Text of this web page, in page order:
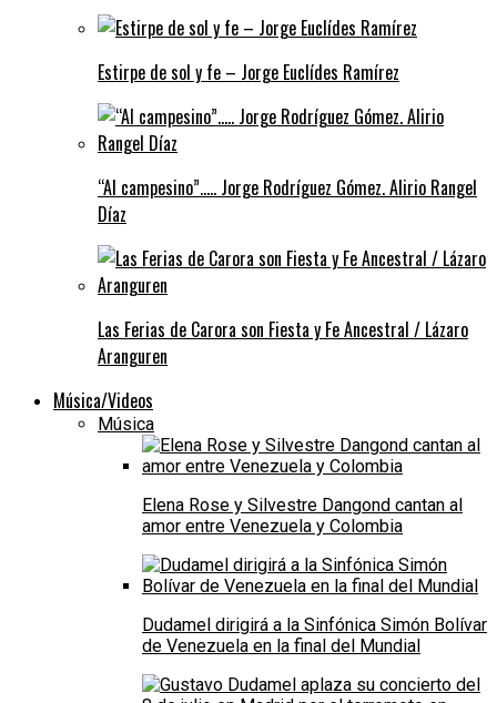
Estirpe de sol y fe – Jorge Euclídes Ramírez
“Al campesino”….. Jorge Rodríguez Gómez. Alirio Rangel
Díaz
Las Ferias de Carora son Fiesta y Fe Ancestral / Lázaro
Aranguren
Música/Videos
Música
Elena Rose y Silvestre Dangond cantan al
amor entre Venezuela y Colombia
Dudamel dirigirá a la Sinfónica Simón Bolívar
de Venezuela en la final del Mundial